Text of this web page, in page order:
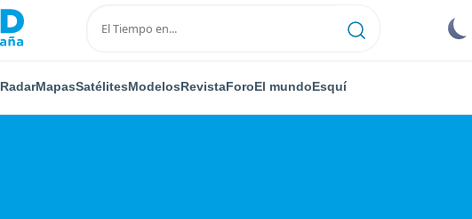
RadarMapasSatélitesModelosRevistaForoEl mundoEsquí